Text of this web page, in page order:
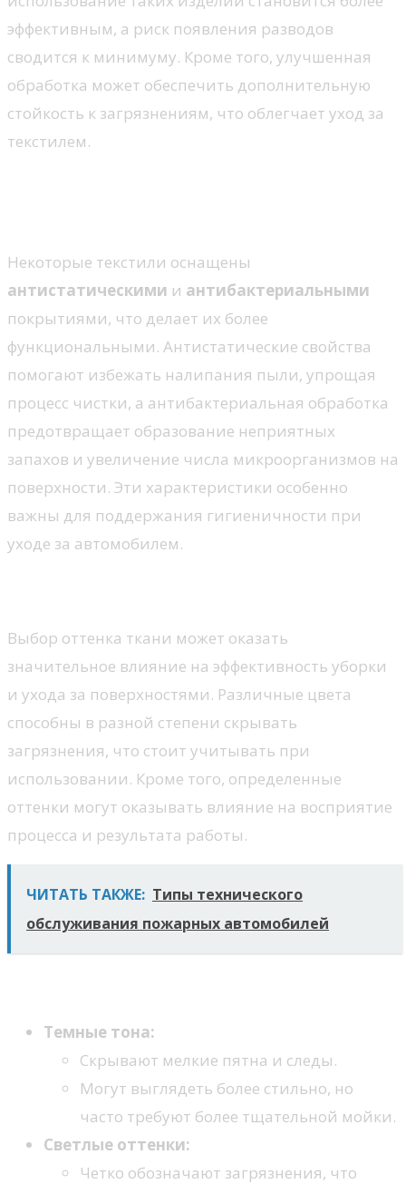
эффективным, а риск появления разводов
сводится к минимуму. Кроме того, улучшенная
обработка может обеспечить дополнительную
стойкость к загрязнениям, что облегчает уход за
текстилем.
Некоторые текстили оснащены
антистатическими и антибактериальными
покрытиями, что делает их более
функциональными. Антистатические свойства
помогают избежать налипания пыли, упрощая
процесс чистки, а антибактериальная обработка
предотвращает образование неприятных
запахов и увеличение числа микроорганизмов на
поверхности. Эти характеристики особенно
важны для поддержания гигиеничности при
уходе за автомобилем.
Выбор оттенка ткани может оказать
значительное влияние на эффективность уборки
и ухода за поверхностями. Различные цвета
способны в разной степени скрывать
загрязнения, что стоит учитывать при
использовании. Кроме того, определенные
оттенки могут оказывать влияние на восприятие
процесса и результата работы.
ЧИТАТЬ ТАКЖЕ: Типы технического
обслуживания пожарных автомобилей
Темные тона:
Скрывают мелкие пятна и следы.
Могут выглядеть более стильно, но
часто требуют более тщательной мойки.
Светлые оттенки:
Четко обозначают загрязнения, что